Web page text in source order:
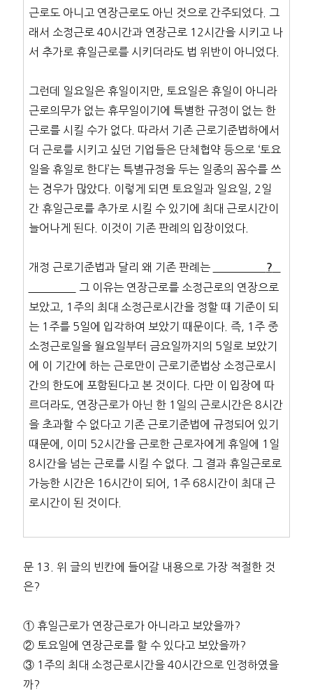
근로도 아니고 연장근로도 아닌 것으로 간주되었다. 그
래서 소정근로 40시간과 연장근로 12시간을 시키고 나
서 추가로 휴일근로를 시키더라도 법 위반이 아니었다.
그런데 일요일은 휴일이지만, 토요일은 휴일이 아니라
근로의무가 없는 휴무일이기에 특별한 규정이 없는 한
근로를 시킬 수가 없다. 따라서 기존 근로기준법하에서
더 근로를 시키고 싶던 기업들은 단체협약 등으로 ‘토요
일을 휴일로 한다’는 특별규정을 두는 일종의 꼼수를 쓰
는 경우가 많았다. 이렇게 되면 토요일과 일요일, 2일
간 휴일근로를 추가로 시킬 수 있기에 최대 근로시간이
늘어나게 된다. 이것이 기존 판례의 입장이었다.
개정 근로기준법과 달리 왜 기존 판례는 ?
그 이유는 연장근로를 소정근로의 연장으로
보았고, 1주의 최대 소정근로시간을 정할 때 기준이 되
는 1주를 5일에 입각하여 보았기 때문이다. 즉, 1주 중
소정근로일을 월요일부터 금요일까지의 5일로 보았기
에 이 기간에 하는 근로만이 근로기준법상 소정근로시
간의 한도에 포함된다고 본 것이다. 다만 이 입장에 따
르더라도, 연장근로가 아닌 한 1일의 근로시간은 8시간
을 초과할 수 없다고 기존 근로기준법에 규정되어 있기
때문에, 이미 52시간을 근로한 근로자에게 휴일에 1일
8시간을 넘는 근로를 시킬 수 없다. 그 결과 휴일근로로
가능한 시간은 16시간이 되어, 1주 68시간이 최대 근
로시간이 된 것이다.
문 13. 위 글의 빈칸에 들어갈 내용으로 가장 적절한 것
은?
① 휴일근로가 연장근로가 아니라고 보았을까?
② 토요일에 연장근로를 할 수 있다고 보았을까?
③ 1주의 최대 소정근로시간을 40시간으로 인정하였을
까?